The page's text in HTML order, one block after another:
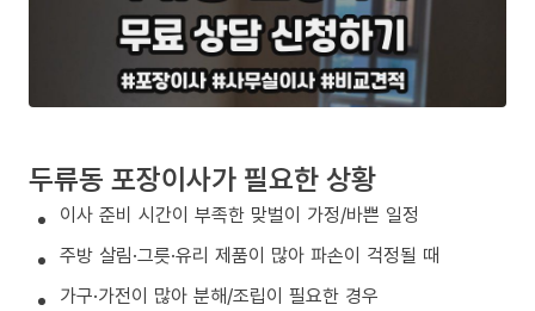
두류동 포장이사가 필요한 상황
이사 준비 시간이 부족한 맞벌이 가정/바쁜 일정
주방 살림·그릇·유리 제품이 많아 파손이 걱정될 때
가구·가전이 많아 분해/조립이 필요한 경우